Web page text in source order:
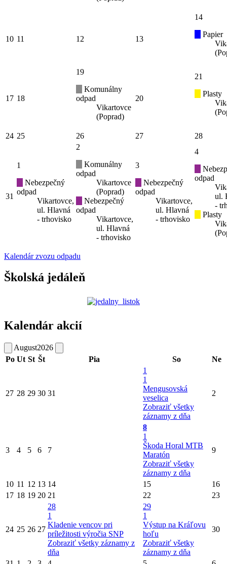
10 11 12 13
14
Papier
17 18
19
Komunálny
odpad
Vikartovce
(Poprad)
20
21
Plasty
24 25 26 27 28
31
1
Nebezpečný
odpad
Vikartovce,
ul. Hlavná
- trhovisko
2
Komunálny
odpad
Vikartovce
(Poprad)
Nebezpečný
odpad
Vikartovce,
ul. Hlavná
- trhovisko
3
Nebezpečný
odpad
Vikartovce,
ul. Hlavná
- trhovisko
4
odpad
ul.
-
Plasty
Kalendár zvozu odpadu
Školská jedáleň
Kalendár akcií
August2026
Po Ut St Št Pia So Ne
27 28 29 30 31
1
1
Mengusovská
veselica
Zobraziť všetky
záznamy z dňa
2
3 4 5 6 7
8
1
Škoda Horal MTB
Maratón
Zobraziť všetky
záznamy z dňa
9
10 11 12 13 14 15
16
17 18 19 20 21 22 23
24 25 26 27
28
1
Kladenie vencov pri
príležitosti výročia SNP
Zobraziť všetky záznamy z
dňa
29
1
Výstup na Kráľovu
hoľu
Zobraziť všetky
záznamy z dňa
30